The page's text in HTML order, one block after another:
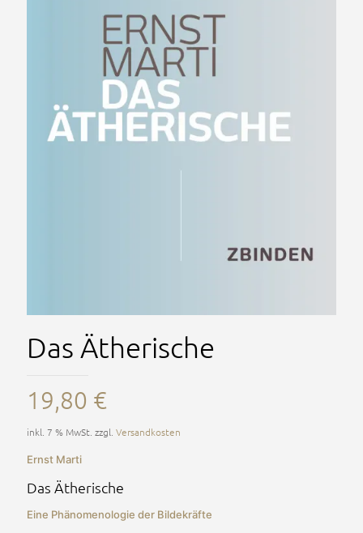
Das Ätherische
19,80 €
inkl. 7 % MwSt. zzgl. Versandkosten
Ernst Marti
Das Ätherische
Eine Phänomenologie der Bildekräfte